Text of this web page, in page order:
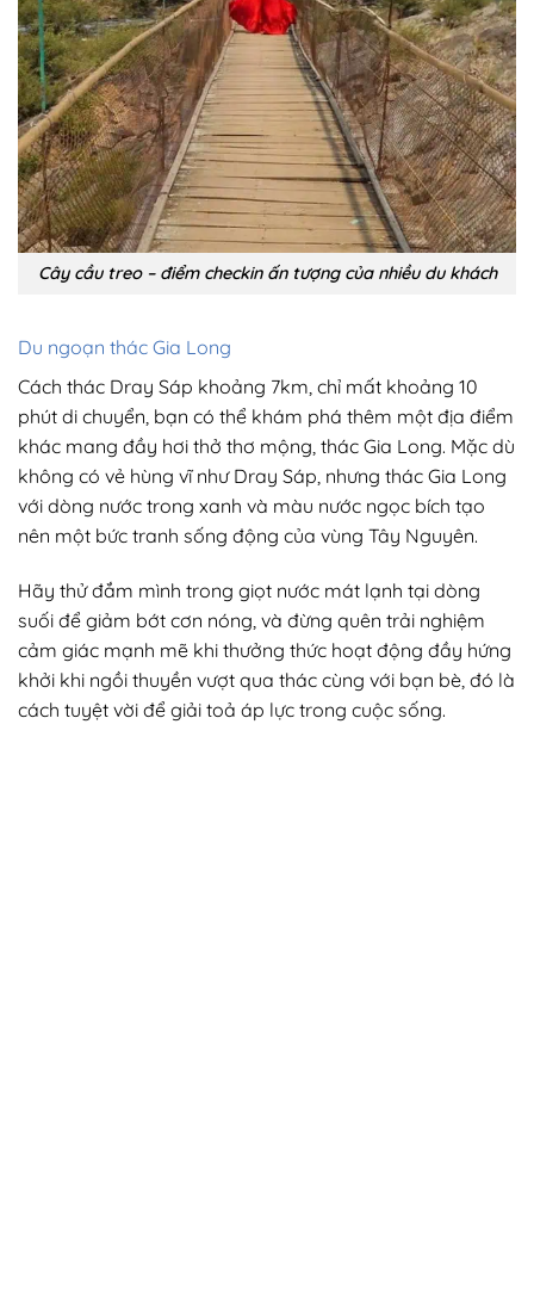
Cây cầu treo – điểm checkin ấn tượng của nhiều du khách
Du ngoạn thác Gia Long
Cách thác Dray Sáp khoảng 7km, chỉ mất khoảng 10
phút di chuyển, bạn có thể khám phá thêm một địa điểm
khác mang đầy hơi thở thơ mộng, thác Gia Long. Mặc dù
không có vẻ hùng vĩ như Dray Sáp, nhưng thác Gia Long
với dòng nước trong xanh và màu nước ngọc bích tạo
nên một bức tranh sống động của vùng Tây Nguyên.
Hãy thử đắm mình trong giọt nước mát lạnh tại dòng
suối để giảm bớt cơn nóng, và đừng quên trải nghiệm
cảm giác mạnh mẽ khi thưởng thức hoạt động đầy hứng
khởi khi ngồi thuyền vượt qua thác cùng với bạn bè, đó là
cách tuyệt vời để giải toả áp lực trong cuộc sống.